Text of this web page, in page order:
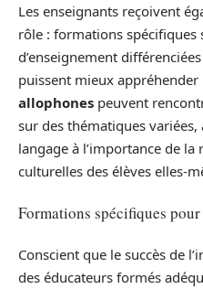
Les enseignants reçoivent
rôle : formations spécifiques
d’enseignement
puissent mieux
allophones peuvent
sur des thématiques
langage à l’importance de
culturelles des élèves elles-
Formations spécifiques
Conscient que le succès de
des éducateurs formés